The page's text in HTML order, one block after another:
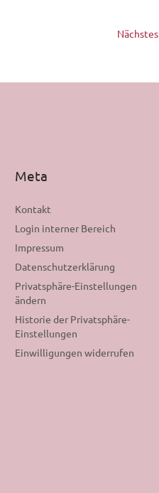
Meta
Kontakt
Login interner Bereich
Impressum
Datenschutzerklärung
Privatsphäre-Einstellungen
ändern
Historie der Privatsphäre-
Einstellungen
Einwilligungen widerrufen